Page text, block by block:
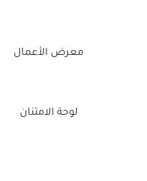
معرض الأعمال
لوحة الامتنان